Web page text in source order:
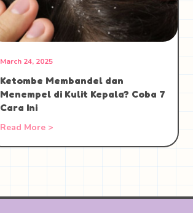
March 24, 2025
Ketombe Membandel dan
Menempel di Kulit Kepala? Coba 7
Cara Ini
Read More >